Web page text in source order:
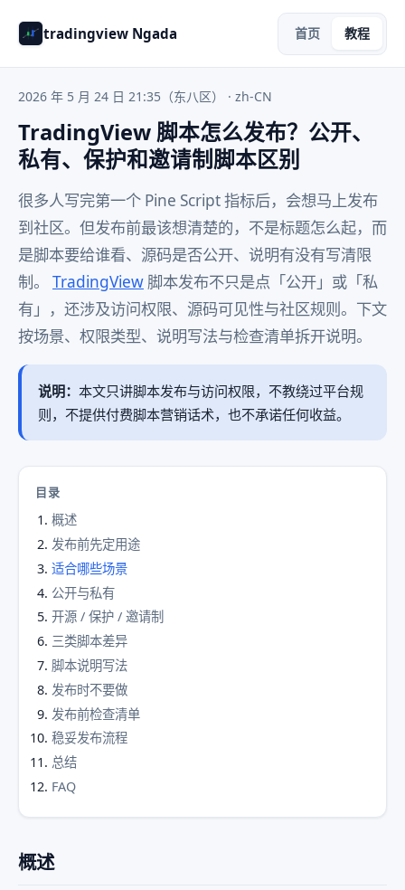
tradingview Ngada 首页 教程
2026 年 5 月 24 日 21:35（东八区） · zh-CN
TradingView 脚本怎么发布？公开、
私有、保护和邀请制脚本区别
很多人写完第一个 Pine Script 指标后，会想马上发布
到社区。但发布前最该想清楚的，不是标题怎么起，而
是脚本要给谁看、源码是否公开、说明有没有写清限
制。 TradingView 脚本发布不只是点「公开」或「私
有」，还涉及访问权限、源码可见性与社区规则。下文
按场景、权限类型、说明写法与检查清单拆开说明。
说明： 本文只讲脚本发布与访问权限，不教绕过平台规
则，不提供付费脚本营销话术，也不承诺任何收益。
目录
概述
发布前先定用途
适合哪些场景
公开与私有
开源 / 保护 / 邀请制
三类脚本差异
脚本说明写法
发布时不要做
发布前检查清单
稳妥发布流程
总结
FAQ
概述